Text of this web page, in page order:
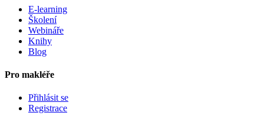
E-learning
Školení
Webináře
Knihy
Blog
Pro makléře
Přihlásit se
Registrace